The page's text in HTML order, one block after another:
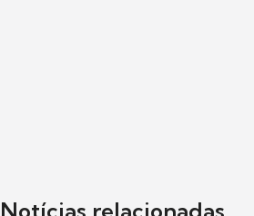
Notícias relacionadas